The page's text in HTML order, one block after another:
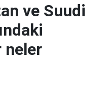
ve Suudi
neler